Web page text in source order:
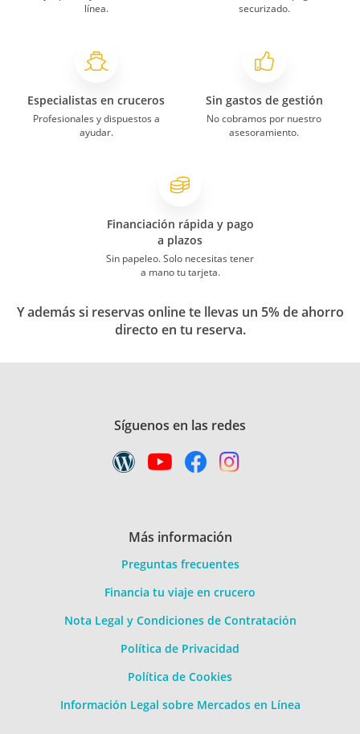
línea.
securizado.
Especialistas en cruceros
Profesionales y dispuestos a
ayudar.
Sin gastos de gestión
No cobramos por nuestro
asesoramiento.
Financiación rápida y pago
a plazos
Sin papeleo. Solo necesitas tener
a mano tu tarjeta.
Y además si reservas online te llevas un 5% de ahorro
directo en tu reserva.
Síguenos en las redes
Más información
Preguntas frecuentes
Financia tu viaje en crucero
Nota Legal y Condiciones de Contratación
Política de Privacidad
Política de Cookies
Información Legal sobre Mercados en Línea